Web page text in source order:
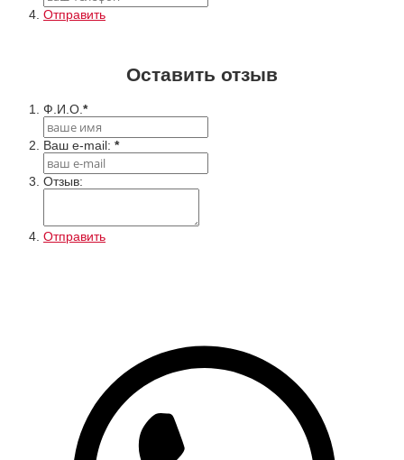
Отправить
Оставить отзыв
Ф.И.О. *
Ваш e-mail: *
Отзыв:
Отправить